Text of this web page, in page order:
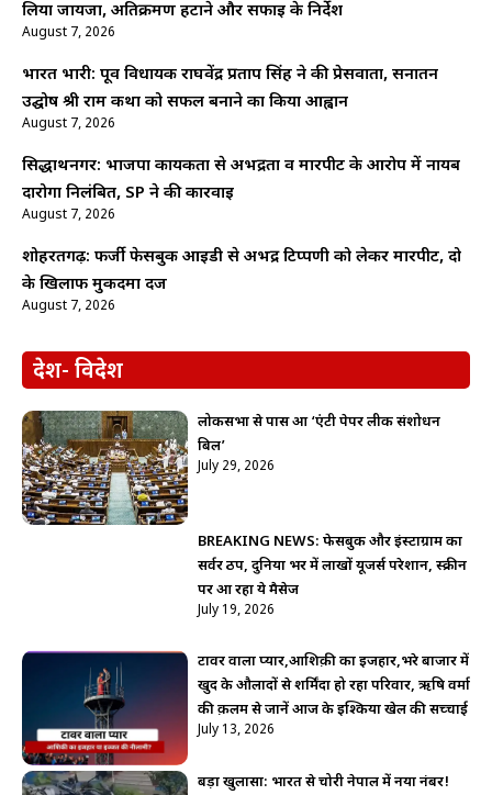
लिया जायजा, अतिक्रमण हटाने और सफाई के निर्देश
August 7, 2026
भारत भारी: पूर्व विधायक राघवेंद्र प्रताप सिंह ने की प्रेसवार्ता, सनातन
उद्घोष श्री राम कथा को सफल बनाने का किया आह्वान
August 7, 2026
सिद्धार्थनगर: भाजपा कार्यकर्ता से अभद्रता व मारपीट के आरोप में नायब
दारोगा निलंबित, SP ने की कार्रवाई
August 7, 2026
शोहरतगढ़: फर्जी फेसबुक आईडी से अभद्र टिप्पणी को लेकर मारपीट, दो
के खिलाफ मुकदमा दर्ज
August 7, 2026
देश- विदेश
लोकसभा से पास हुआ ‘एंटी पेपर लीक संशोधन
बिल’
July 29, 2026
BREAKING NEWS: फेसबुक और इंस्टाग्राम का
सर्वर ठप, दुनिया भर में लाखों यूजर्स परेशान, स्क्रीन
पर आ रहा ये मैसेज
July 19, 2026
टावर वाला प्यार,आशिक़ी का इजहार,भरे बाजार में
खुद के औलादों से शर्मिंदा हो रहा परिवार, ऋषि वर्मा
की क़लम से जानें आज के इश्किया खेल की सच्चाई
July 13, 2026
बड़ा खुलासा: भारत से चोरी नेपाल में नया नंबर!